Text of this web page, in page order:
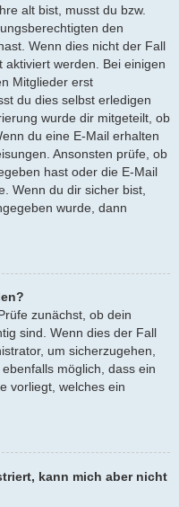
alt bist, musst du bzw.
den
Wenn dies nicht der Fall
aktiviert werden. Bei einigen
Mitglieder erst
du dies selbst erledigen
wurde dir mitgeteilt, ob
du eine E-Mail erhalten
Ansonsten prüfe, ob
hast oder die E-Mail
Wenn du dir sicher bist,
wurde, dann
zunächst, ob dein
sind. Wenn dies der Fall
um sicherzugehen,
möglich, dass ein
vorliegt, welches ein
kann mich aber nicht